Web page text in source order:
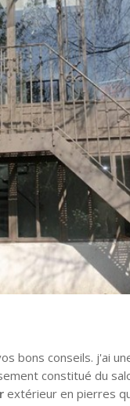
bons conseils. j'ai
constitué du
extérieur en pierres